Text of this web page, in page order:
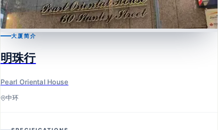
明珠行
Pearl Oriental House
大厦简介
明珠行
Pearl Oriental House
中环